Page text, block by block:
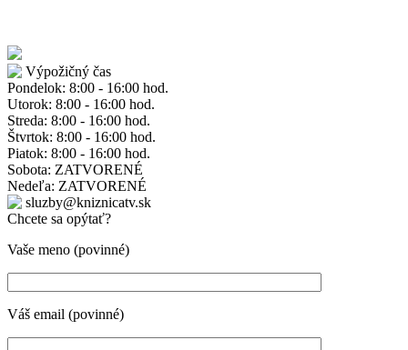
Výpožičný čas
Pondelok: 8:00 - 16:00 hod.
Utorok: 8:00 - 16:00 hod.
Streda: 8:00 - 16:00 hod.
Štvrtok: 8:00 - 16:00 hod.
Piatok: 8:00 - 16:00 hod.
Sobota: ZATVORENÉ
Nedeľa: ZATVORENÉ
sluzby@kniznicatv.sk
Chcete sa opýtať?
Vaše meno (povinné)
Váš email (povinné)